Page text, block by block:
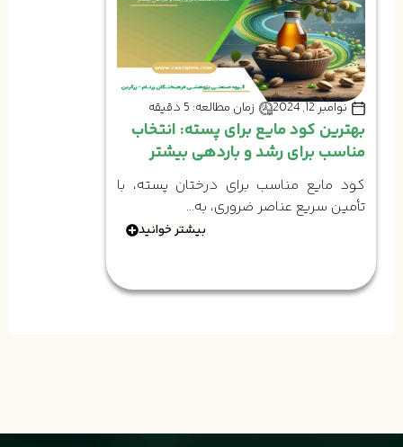
نوامبر 12, 2024 زمان مطالعه: 5 دقیقه
بهترین کود مایع برای پسته: انتخاب
مناسب برای رشد و باردهی بیشتر
کود مایع مناسب برای درختان پسته، با
تأمین سریع عناصر ضروری، به...
بیشتر خوانید